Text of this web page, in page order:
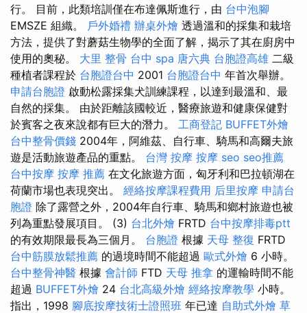
行。 目前，此類培訓僅在布達佩斯進行，由 台中泡腳
EMSZE 組織。 戶外婚禮 辦桌外燴 透過溫和的採集和栽培
方法，提供了對蘑菇生物學的全面了解，揭示了其在廚房中
使用的奧秘。 大里 整骨 台中 spa 唐六典 台胞證高雄 二級
種植者課程於 台胞證台中 2001 台胞證台中 年首次舉辦。
申請台胞證 啟動松露採集犬訓練課程，以達到最溫和、最
自然的採集。 由於距離該國較近，醫療旅遊和健康保健對
於賓客之夜來說都有巨大的潛力。 工商登記 BUFFET外燴
台中整骨價錢 2004年，阿維茲、自行車、騎馬和高爾夫旅
遊是活動旅遊產品的重點。 台灣 按摩 按摩 seo seo推薦
台中按摩 按摩 推薦 在文化旅遊方面，匈牙利和巴拉頓湖在
荷蘭市場也表現突出。 經絡按摩課程費用 后里按摩 申請台
胞證 除了露營之外，2004年自行車、騎馬和鄉村旅遊也被
列為重點發展項目。 (3) 台北外燴 FRTD 台中按摩排毒ptt
的有效期限最長為三個月。 台胞證 根據 天母 整復 FRTD
台中筋膜放鬆推薦 的過境時間不能超過 歐式外燴 6 小時。
台中整骨神醫 根據 會計師 FTD 天母 推拿 的運輸時間不能
超過 BUFFET外燴 24 台北高級外燴 經絡按摩教學 小時。
指出，1998 腳底按摩技術士證照班 年已達 自助式外燴 草